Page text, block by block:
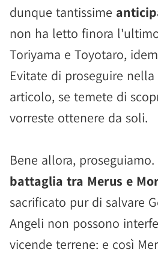
dunque tantissime
non ha letto finora
Toriyama e Toyotaro,
Evitate di proseguire
articolo, se temete di
vorreste ottenere da soli.
Bene allora,
battaglia tra Merus e
sacrificato pur di salvare
Angeli non possono
vicende terrene: e così